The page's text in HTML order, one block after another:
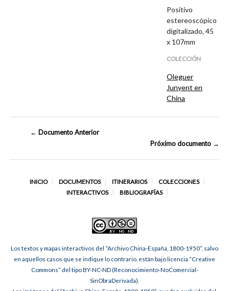
Positivo
estereoscópico
digitalizado, 45
x 107mm
COLECCIÓN
Oleguer
Junyent en
China
← Documento Anterior
Próximo documento →
INICIO DOCUMENTOS ITINERARIOS
COLECCIONES
INTERACTIVOS
BIBLIOGRAFÍAS
Los textos y mapas interactivos del “Archivo China-España, 1800-1950”, salvo
en aquellos casos que se indique lo contrario, están bajo licencia “Creative
Commons” del tipo BY-NC-ND (Reconocimiento-NoComercial-
SinObraDerivada).